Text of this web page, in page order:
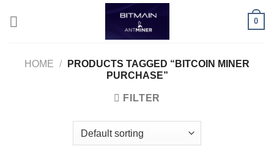
0
HOME /
PRODUCTS TAGGED “BITCOIN MINER
PURCHASE”
FILTER